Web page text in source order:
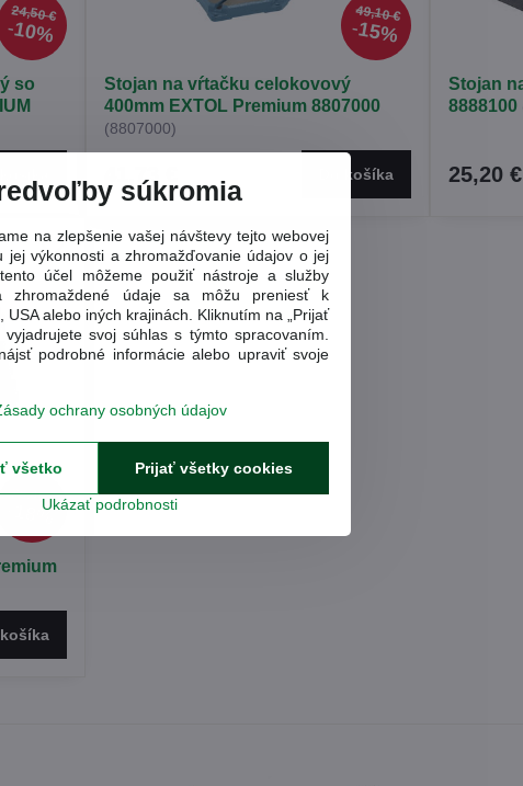
24,50 €
10%
so
49,10 €
15%
Stojan na vŕtačku celokovový
400mm EXTOL Premium 8807000
(8807000)
41,73 € Do košíka
Stojan
8888100
25,20 €
20,40 €
18%
súkromia
na zlepšenie vašej návštevy tejto webovej
jej výkonnosti a zhromažďovanie údajov o jej
účel môžeme použiť nástroje a služby
zhromaždené údaje sa môžu preniesť k
USA alebo iných krajinách. Kliknutím na „Prijať
vyjadrujete svoj súhlas s týmto spracovaním.
podrobné informácie alebo upraviť svoje
ochrany osobných údajov
Ukázať podrobnosti
Prijať všetky cookies
všetko